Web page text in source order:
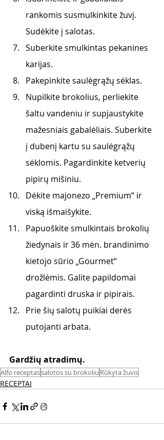
rankomis susmulkinkite žuvį.
Sudėkite į salotas.
Suberkite smulkintas pekanines
karijas.
Pakepinkite saulėgrąžų sėklas.
Nupilkite brokolius, perliekite
šaltu vandeniu ir supjaustykite
mažesniais gabalėliais. Suberkite
į dubenį kartu su saulėgrąžų
sėklomis. Pagardinkite ketverių
pipirų mišiniu.
Dėkite majonezo „Premium“ ir
viską išmaišykite.
Papuoškite smulkintais brokolių
žiedynais ir 36 mėn. brandinimo
kietojo sūrio „Gourmet“
drožlėmis. Galite papildomai
pagardinti druska ir pipirais.
Prie šių salotų puikiai derės
putojanti arbata.
Gardžių atradimų.
Alfo receptassalotos su brokoliu Rūkyta žuvis
RECEPTAI